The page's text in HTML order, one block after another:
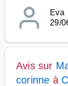
Eva
29/
Avis sur
corinne à